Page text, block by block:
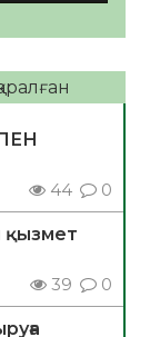
44 0
қызмет
39 0